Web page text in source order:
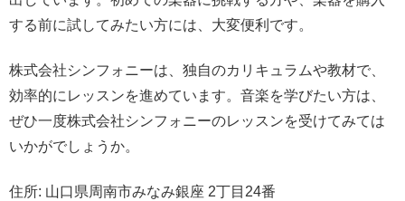
する前に試してみたい方には、大変便利です。
株式会社シンフォニーは、独自のカリキュラムや教材で、
効率的にレッスンを進めています。音楽を学びたい方は、
ぜひ一度株式会社シンフォニーのレッスンを受けてみては
いかがでしょうか。
住所: 山口県周南市みなみ銀座 2丁目24番